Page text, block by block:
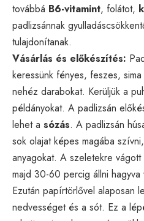
továbbá B6-vitamint, folátot,
padlizsánnak
tulajdonítanak.
Vásárlás és előkészítés:
keressünk fényes, feszes,
nehéz darabokat. Kerüljük a
példányokat. A padlizsán
lehet a sózás. A padlizsán
sok olajat képes magába
anyagokat. A szeletekre
majd 30-60 percig állni hagyva
Ezután papírtörlővel alaposan
nedvességet és a sót. Ez a